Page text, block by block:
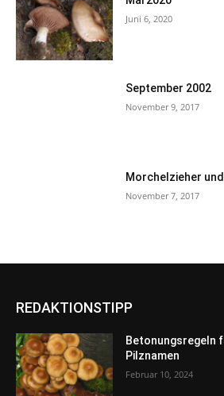
Juni 6, 2020
September 2002
November 9, 2017
Morchelzieher
November 7, 2017
REDAKTIONSTIPP
Betonungsregeln
Pilznamen
Februar 10, 2024